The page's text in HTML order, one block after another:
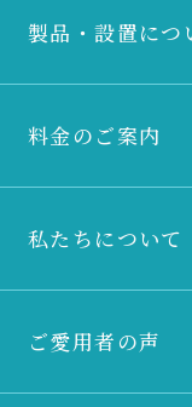
製品・設置につ
料金のご案内
私たちについて
ご愛用者の声